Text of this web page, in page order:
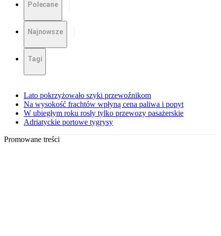
Polecane
Najnowsze
Tagi
Lato pokrzyżowało szyki przewoźnikom
Na wysokość frachtów wpłyną cena paliwa i popyt
W ubiegłym roku rosły tylko przewozy pasażerskie
Adriatyckie portowe tygrysy
Promowane treści